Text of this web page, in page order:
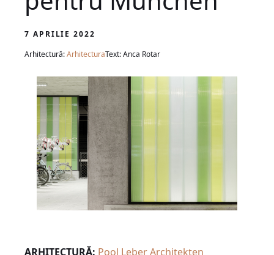
7 APRILIE 2022
Arhitectură:ArhitecturaText: Anca Rotar
ARHITECTURĂ: Pool Leber Architekten